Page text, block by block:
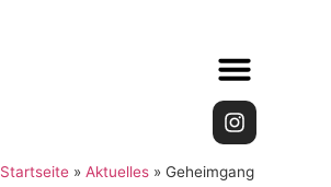
Startseite » Aktuelles » Geheimgang